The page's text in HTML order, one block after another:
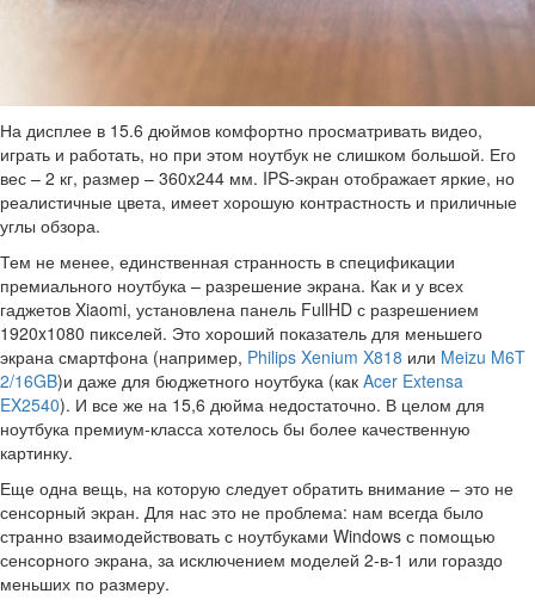
На дисплее в 15.6 дюймов комфортно просматривать видео,
играть и работать, но при этом ноутбук не слишком большой. Его
вес – 2 кг, размер – 360x244 мм. IPS-экран отображает яркие, но
реалистичные цвета, имеет хорошую контрастность и приличные
углы обзора.
Тем не менее, единственная странность в спецификации
премиального ноутбука – разрешение экрана. Как и у всех
гаджетов Xiaomi, установлена панель FullHD с разрешением
1920x1080 пикселей. Это хороший показатель для меньшего
экрана смартфона (например, Philips Xenium X818 или Meizu M6T
2/16GB)и даже для бюджетного ноутбука (как Acer Extensa
EX2540). И все же на 15,6 дюйма недостаточно. В целом для
ноутбука премиум-класса хотелось бы более качественную
картинку.
Еще одна вещь, на которую следует обратить внимание – это не
сенсорный экран. Для нас это не проблема: нам всегда было
странно взаимодействовать с ноутбуками Windows с помощью
сенсорного экрана, за исключением моделей 2-в-1 или гораздо
меньших по размеру.